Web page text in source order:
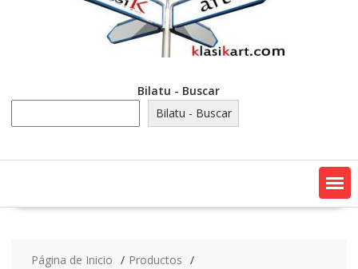
Bilatu - Buscar
Bilatu - Buscar
Página de Inicio
Productos